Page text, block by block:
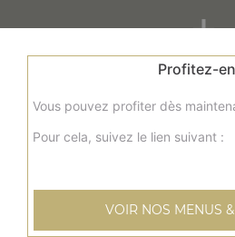
+
Nos
Profitez-
Vous pouvez profiter dès
Pour cela, suivez le lien suivant :
VOIR NOS MENUS